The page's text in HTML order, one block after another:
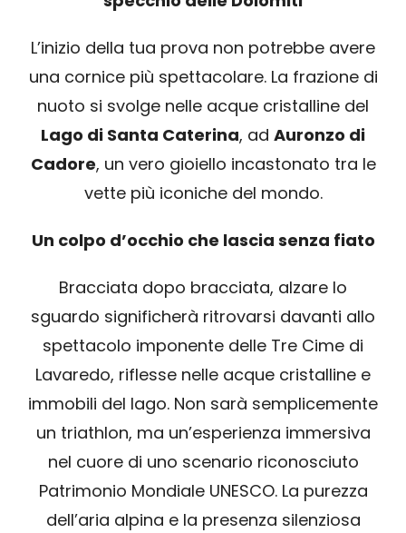
L’inizio della tua prova non potrebbe avere
una cornice più spettacolare. La frazione di
nuoto si svolge nelle acque cristalline del
Lago di Santa Caterina, ad Auronzo di
Cadore, un vero gioiello incastonato tra le
vette più iconiche del mondo.
Un colpo d’occhio che lascia senza fiato
Bracciata dopo bracciata, alzare lo
sguardo significherà ritrovarsi davanti allo
spettacolo imponente delle Tre Cime di
Lavaredo, riflesse nelle acque cristalline e
immobili del lago. Non sarà semplicemente
un triathlon, ma un’esperienza immersiva
nel cuore di uno scenario riconosciuto
Patrimonio Mondiale UNESCO. La purezza
dell’aria alpina e la presenza silenziosa